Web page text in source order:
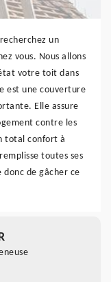
un
vous. Nous allons
votre toit dans
est une couverture
Elle assure
contre les
total confort à
toutes ses
de gâcher ce